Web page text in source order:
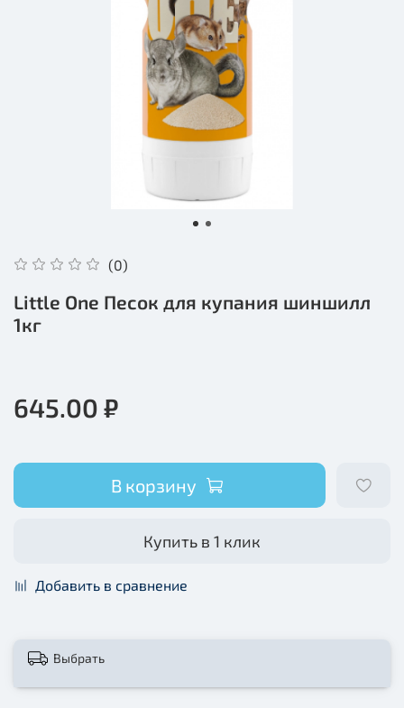
(0)
Little One Песок для купания шиншилл
1кг
645.00 ₽
В корзину
Купить в 1 клик
Добавить в сравнение
Выбрать